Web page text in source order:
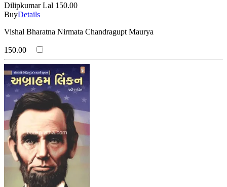
Dilipkumar Lal 150.00
BuyDetails
Vishal Bharatna Nirmata Chandragupt Maurya
150.00